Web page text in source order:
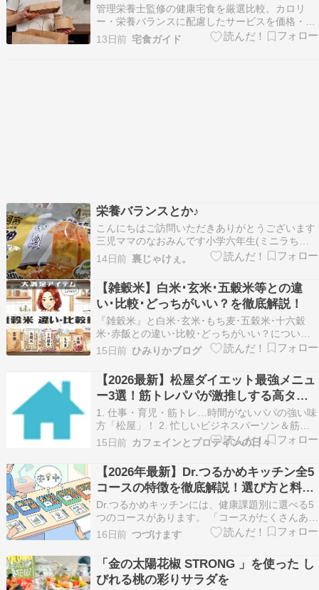
管理栄養士監修の健康宅食を厳選比較。カロリ
ー・栄養バランスに配慮したサービスを価格・内
容・お試しセットの有無まで詳しく解説。忙しい
方や健康を気にする方にぴったりの宅食が見つか
13日前 宅食ガイド
栄養バランスとか♪
こんにちはご訪問いただきありがとうございます
三児ママのなおみんです小学六年生(ミニラちゃ
ん)と小学四年生(モスラちゃん)の息子、小学一年
生の娘(アンちゃん)がいますもともとはバレリー
ナとして活躍していましたが、結婚出産を機に育
児に奮闘中です????最近は着物への熱が再発‼️ワ
ン…
14日前 裏じゃけぇ。
【雑穀米】白米･玄米･五穀米等との違
い･比較･どっちがいい？を徹底解説！
『雑穀米』と白米･玄米･もち麦･五穀米･十六穀
米･赤飯との違い･比較･どっちがいい？について
徹底解説します！ ※本ページはプロモーションが
含まれています。 毎日の食卓に欠かせない、温か
いご飯。お茶碗から立ちのぼる湯気とお米の甘い
香りは、それだけで一日の疲れを優しく解きほぐ
してく…
15日前 ひみりかブログ
【2026最新】松屋ダイエット最強メニュ
ー3選！筋トレパパが激推しする高タン
パク・低脂質な選び方
1. 仕事・育児・筋トレ…時間がないパパの強い味
方「松屋」！ 2. 忙しいビジネスパーソン＆筋ト
レ人に松屋が最高な3つの理由 3. 【2026年最新】
筋トレパパが選ぶ！松屋のダイエット飯ランキン
グ3選 4. 今日どれ食べる？気分とトレーニング状
況で選ぶ3パターン 5. 「どうし…
15日前 カフェインとプロテインの日々
【2026年最新】Dr.つるかめキッチン全5
コースの特徴を徹底解説！選び方と料金
の目安
Dr.つるかめキッチンには、健康課題別に選べる5
つのコースがあります。 「コースがたくさんあっ
て、自分にはどれが合うのかわからない・・・」
そんな悩みを解決します。 この記事は次のことに
役立てます。 Dr.つるかめキッチン全5コースの特
徴と対象者がわかります。 コースごとの栄養…
16日前 つづけます
「金の太陽花椒 STRONG 」を使った し
びれる桃の彩りサラダを